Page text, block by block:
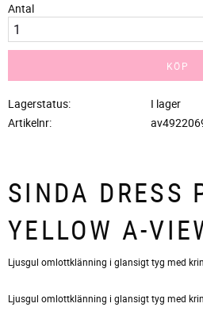
Antal
KÖP
Lagerstatus
I lager
Artikelnr
SINDA DRESS
YELLOW A-
​Ljusgul omlottklänning i glansigt tyg med
Ljusgul omlottklänning i glansigt tyg med